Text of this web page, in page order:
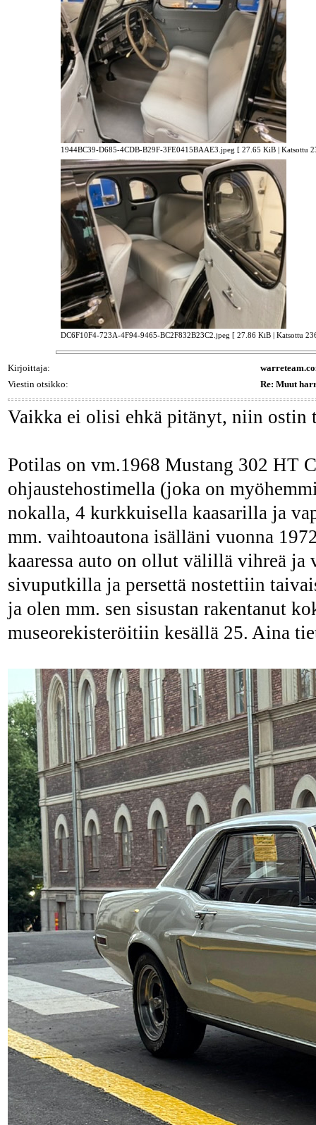
1944BC39-D685-4CDB-B29F-3FE0415BAAE3.jpeg [ 27.65 KiB | Katsottu
DC6F10F4-723A-4F94-9465-BC2F832B23C2.jpeg [ 27.86 KiB | Katsottu
Kirjoittaja:
Viestin otsikko:
Re: Muut
Vaikka ei olisi ehkä pitänyt, niin
Potilas on vm.1968 Mustang 302 HT
ohjaustehostimella (joka on
nokalla, 4 kurkkuisella kaasarilla ja
mm. vaihtoautona isälläni vuonna
kaaressa auto on ollut välillä vihreä
sivuputkilla ja persettä nostettiin
ja olen mm. sen sisustan rakentanut
museorekisteröitiin kesällä 25. Aina